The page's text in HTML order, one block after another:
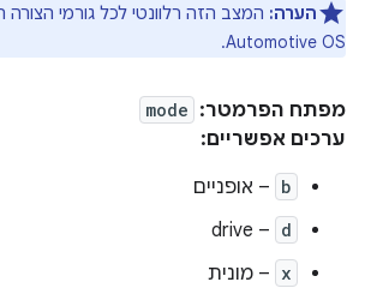
הערה:
Automotive OS.
מפתח הפרמטר: mode
ערכים אפשריים:
b – אופניים
d
– drive
x – מונית